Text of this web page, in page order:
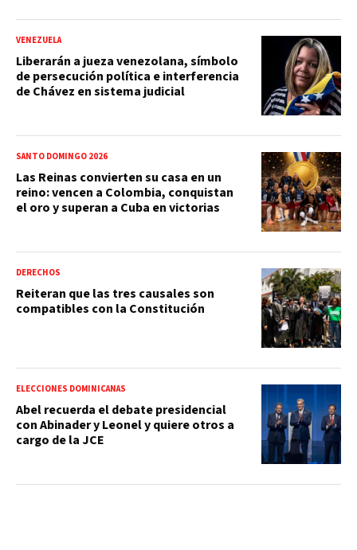
VENEZUELA
Liberarán a jueza venezolana, símbolo
de persecución política e interferencia
de Chávez en sistema judicial
SANTO DOMINGO 2026
Las Reinas convierten su casa en un
reino: vencen a Colombia, conquistan
el oro y superan a Cuba en victorias
DERECHOS
Reiteran que las tres causales son
compatibles con la Constitución
ELECCIONES DOMINICANAS
Abel recuerda el debate presidencial
con Abinader y Leonel y quiere otros a
cargo de la JCE